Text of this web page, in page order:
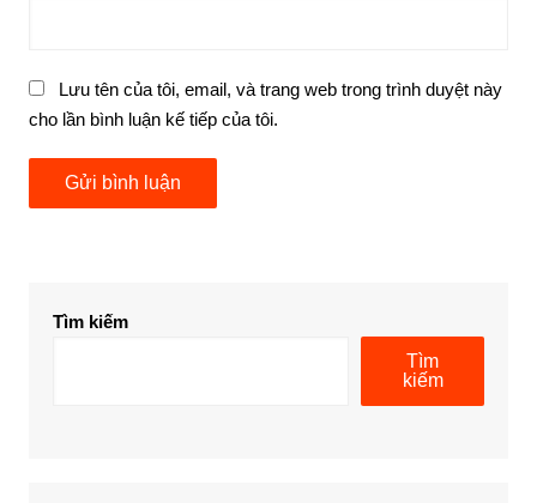
Lưu tên của tôi, email, và trang web trong trình duyệt này
cho lần bình luận kế tiếp của tôi.
Tìm kiếm
Tìm
kiếm